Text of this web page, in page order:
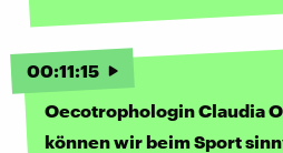
00:11:15
Oecotrophologin Claudia
können wir beim Sport